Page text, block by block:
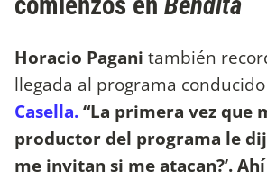
Horacio Pagani también
llegada al programa
Casella.“La primera vez que
productor del programa le
me invitan si me atacan?’.